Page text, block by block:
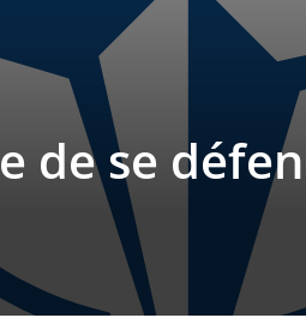
de se